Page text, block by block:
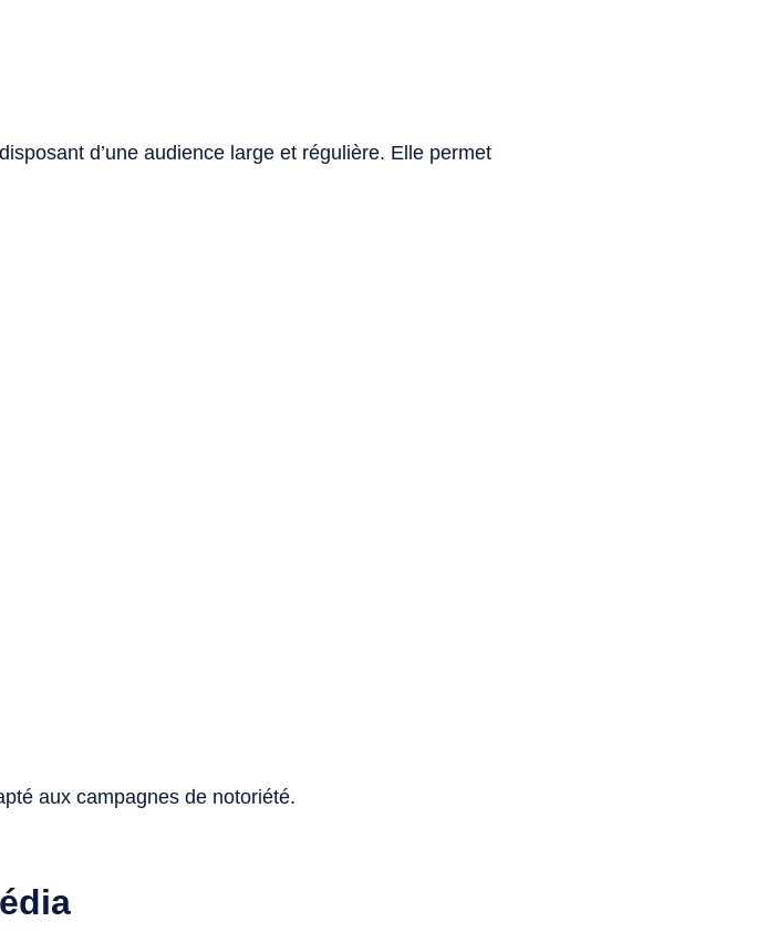
d’une audience large et régulière. Elle permet
aux campagnes de notoriété.